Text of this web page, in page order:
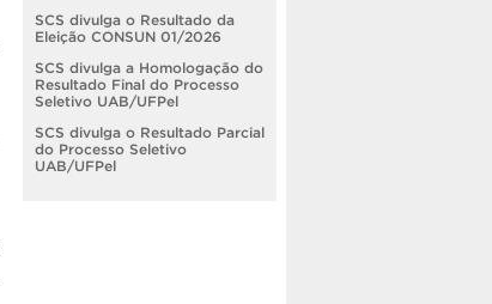
SCS divulga o Resultado da
Eleição CONSUN 01/2026
SCS divulga a Homologação do
Resultado Final do Processo
Seletivo UAB/UFPel
SCS divulga o Resultado Parcial
do Processo Seletivo
UAB/UFPel